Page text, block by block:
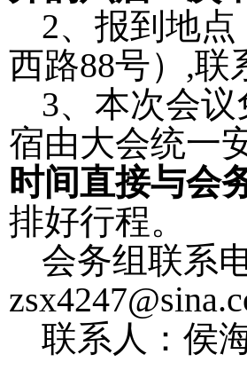
2、报到地
西路88号） ,联
3、本次会
宿由大会统一
时间直接与会
排好行程。
会务组联系
联系人：侯